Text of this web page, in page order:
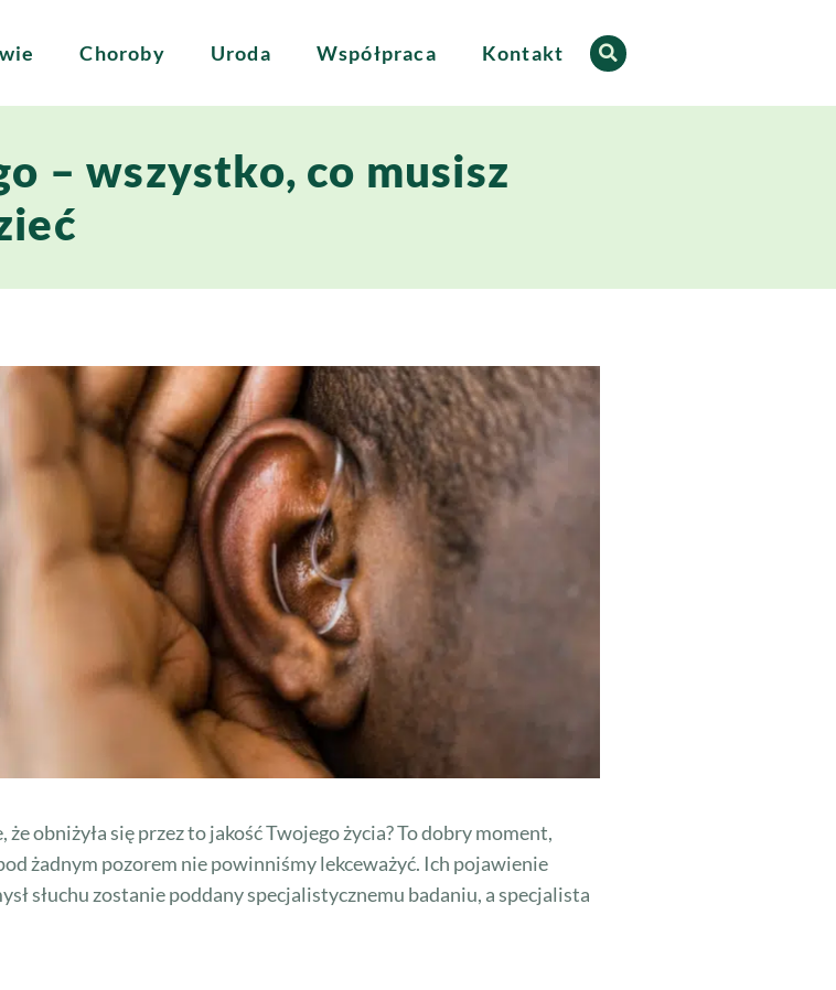
Choroby Uroda Współpraca Kontakt
– wszystko, co musisz
obniżyła się przez to jakość Twojego życia? To dobry moment,
żadnym pozorem nie powinniśmy lekceważyć. Ich pojawienie
słuchu zostanie poddany specjalistycznemu badaniu, a specjalista